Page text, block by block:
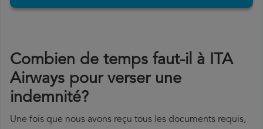
Combien de temps faut-il à ITA
Airways pour verser une
indemnité?
Une fois que nous avons reçu tous les documents requis,